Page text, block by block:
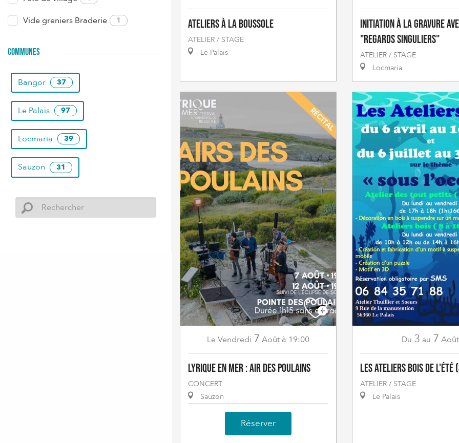
Vide greniers Braderie 1
COMMUNES
Bangor 37
Le Palais 97
Locmaria 39
Sauzon 31
Ateliers à La Boussole
ATELIER / STAGE
Le Palais
Initiation à la gravure
"Regards singuliers"
ATELIER / STAGE
Locmaria
Le Vendredi 7 Août à 19:00
Lyrique en Mer : Air des Poulains
CONCERT
Sauzon
Réserver
Du 3 au 7 Août
Les Ateliers bois de l'été
ATELIER / STAGE
Le Palais